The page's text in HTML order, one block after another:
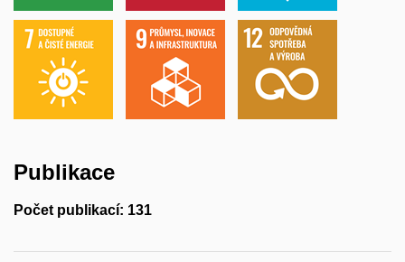
Publikace
Počet publikací: 131